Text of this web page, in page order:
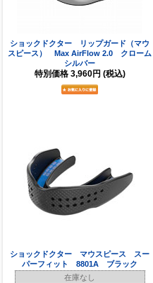
ショックドクター リップガード（マウ
スピース） Max AirFlow 2.0 クローム
シルバー
特別価格 3,960円 (税込)
ショックドクター マウスピース スー
パーフィット 8801A ブラック
在庫なし